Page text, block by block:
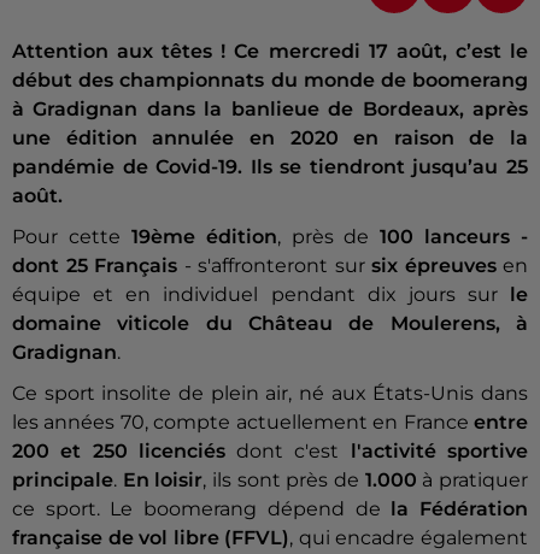
Attention aux têtes ! Ce mercredi 17 août, c’est le
début des championnats du monde de boomerang
à Gradignan dans la banlieue de Bordeaux, après
une édition annulée en 2020 en raison de la
pandémie de Covid-19. Ils se tiendront jusqu’au 25
août.
Pour cette 19ème édition, près de100 lanceurs -
dont 25 Français - s'affronteront sur six épreuvesen
équipe et en individuel pendant dix jours sur
le
domaine viticole du Château de Moulerens, à
Gradignan.
Ce sport insolite de plein air, né aux États-Unis dans
les années 70, compte actuellement en France entre
200 et 250 licenciésdont c'est
l'activité sportive
principale. En loisir, ils sont près de 1.000 à pratiquer
ce sport. Le boomerang dépend de
la Fédération
française de vol libre (FFVL), qui encadre également